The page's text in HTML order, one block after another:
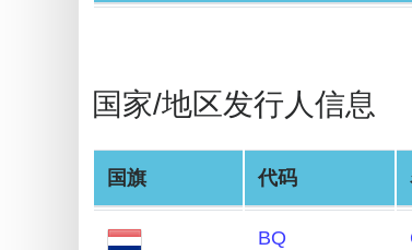
Validator
Credit
Card
Generator
Random
国家/地区发行人信息
国旗 代码
BQ